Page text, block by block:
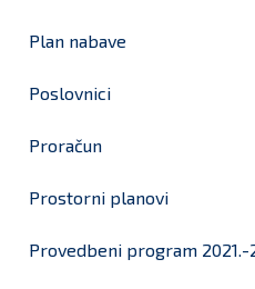
Plan nabave
Poslovnici
Proračun
Prostorni planovi
Provedbeni program 2021.-